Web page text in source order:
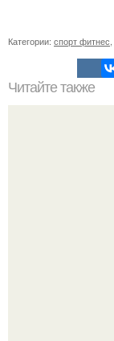
Категории: спорт фитнес
Читайте также